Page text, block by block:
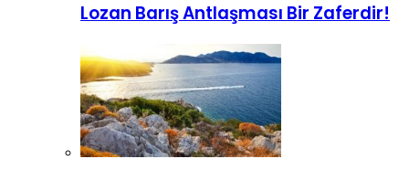
Lozan Barış Antlaşması Bir Zaferdir!